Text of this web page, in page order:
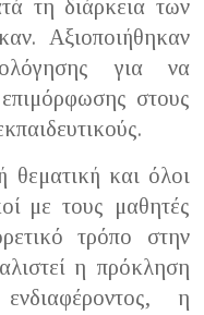
τη διάρκεια των
Αξιοποιήθηκαν
για να
στους
θεματική και όλοι
με τους μαθητές
τρόπο στην
η πρόκληση
η